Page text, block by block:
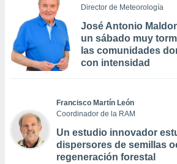
Director de Meteorología
José Antonio
un sábado muy
las comunidades
con intensidad
Francisco Martín León
Coordinador de la RAM
Un estudio innovador
dispersores de semillas
regeneración forestal